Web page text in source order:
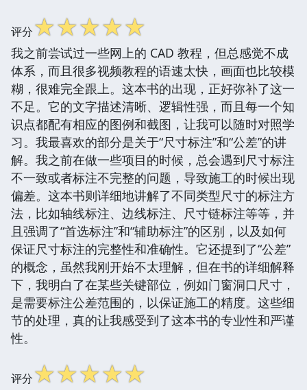
评分☆☆☆☆☆
我之前尝试过一些网上的 CAD 教程，但总感觉不成
体系，而且很多视频教程的语速太快，画面也比较模
糊，很难完全跟上。这本书的出现，正好弥补了这一
不足。它的文字描述清晰、逻辑性强，而且每一个知
识点都配有相应的图例和截图，让我可以随时对照学
习。我最喜欢的部分是关于“尺寸标注”和“公差”的讲
解。我之前在做一些项目的时候，总会遇到尺寸标注
不一致或者标注不完整的问题，导致施工的时候出现
偏差。这本书则详细地讲解了不同类型尺寸的标注方
法，比如轴线标注、边线标注、尺寸链标注等等，并
且强调了“首选标注”和“辅助标注”的区别，以及如何
保证尺寸标注的完整性和准确性。它还提到了“公差”
的概念，虽然我刚开始不太理解，但在书的详细解释
下，我明白了在某些关键部位，例如门窗洞口尺寸，
是需要标注公差范围的，以保证施工的精度。这些细
节的处理，真的让我感受到了这本书的专业性和严谨
性。
评分☆☆☆☆☆